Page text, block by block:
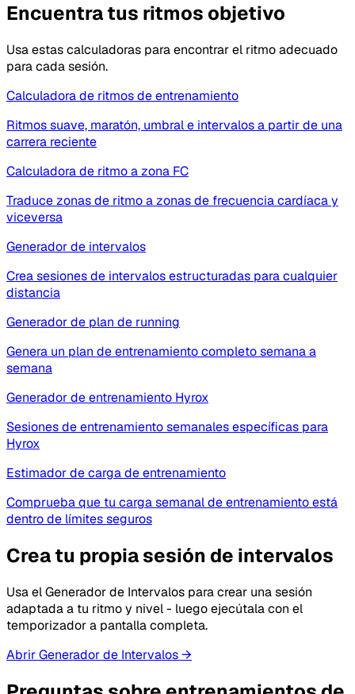
Encuentra tus ritmos objetivo
Usa estas calculadoras para encontrar el ritmo adecuado
para cada sesión.
Calculadora de ritmos de entrenamiento
Ritmos suave, maratón, umbral e intervalos a partir de una
carrera reciente
Calculadora de ritmo a zona FC
Traduce zonas de ritmo a zonas de frecuencia cardíaca y
viceversa
Generador de intervalos
Crea sesiones de intervalos estructuradas para cualquier
distancia
Generador de plan de running
Genera un plan de entrenamiento completo semana a
semana
Generador de entrenamiento Hyrox
Sesiones de entrenamiento semanales específicas para
Hyrox
Estimador de carga de entrenamiento
Comprueba que tu carga semanal de entrenamiento está
dentro de límites seguros
Crea tu propia sesión de intervalos
Usa el Generador de Intervalos para crear una sesión
adaptada a tu ritmo y nivel - luego ejecútala con el
temporizador a pantalla completa.
Abrir Generador de Intervalos→